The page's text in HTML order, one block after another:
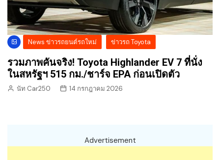
News ข่าวรถยนต์รถใหม่ ข่าวรถ Toyota
รวมภาพคันจริง! Toyota Highlander EV 7 ที่นั่ง
ในสหรัฐฯ 515 กม./ชาร์จ EPA ก่อนเปิดตัว
นัท Car250 14 กรกฎาคม 2026
Advertisement